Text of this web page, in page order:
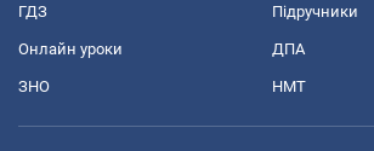
ГДЗ Підручники
Онлайн уроки ДПА
ЗНО НМТ